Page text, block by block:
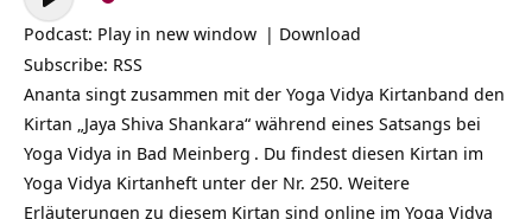
Player
Podcast: Play in new window | Download
Subscribe: RSS
Ananta singt zusammen mit der Yoga Vidya Kirtanband den
Kirtan „Jaya Shiva Shankara“ während eines Satsangs bei
Yoga Vidya in Bad Meinberg . Du findest diesen Kirtan im
Yoga Vidya Kirtanheft unter der Nr. 250. Weitere
Erläuterungen zu diesem Kirtan sind online im Yoga Vidya